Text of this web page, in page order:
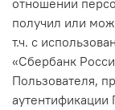
отношении
получил или
т.ч. с
«Сбербанк
Пользователя,
аутентификации